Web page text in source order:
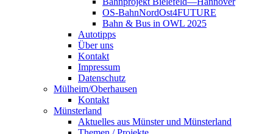
OS-BahnNordOst4FUTURE
Bahn & Bus in OWL 2025
Autotipps
Über uns
Kontakt
Impressum
Datenschutz
Mülheim/Oberhausen
Kontakt
Münsterland
Aktuelles aus Münster und Münsterland